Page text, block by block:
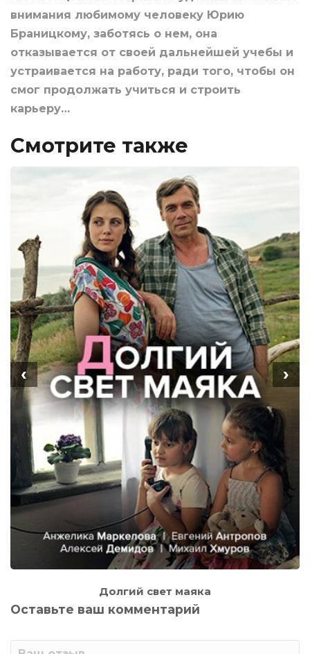
внимания любимому человеку Юрию
Браницкому, заботясь о нем, она
отказывается от своей дальнейшей учебы и
устраивается на работу, ради того, чтобы он
смог продолжать учиться и строить
карьеру…
Смотрите также
Долгий свет маяка
‹ ›
Оставьте ваш комментарий